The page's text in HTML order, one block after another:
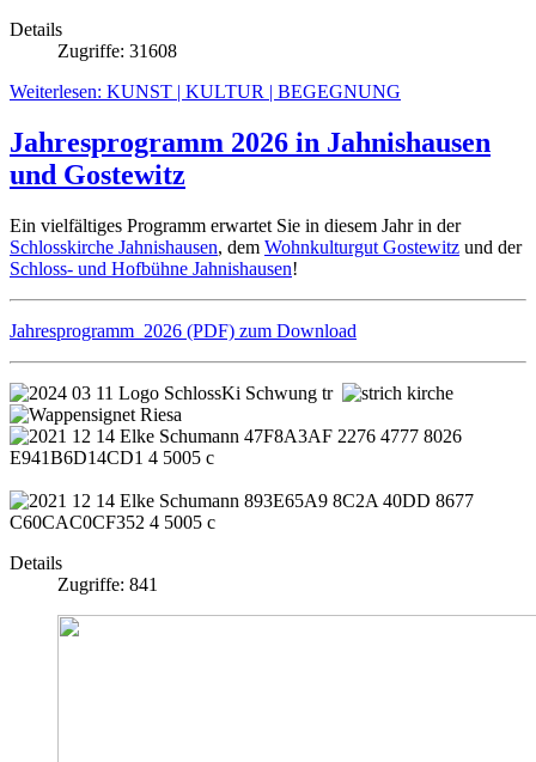
Details
Zugriffe: 31608
Weiterlesen: KUNST | KULTUR | BEGEGNUNG
Jahresprogramm 2026 in Jahnishausen
und Gostewitz
Ein vielfältiges Programm erwartet Sie in diesem Jahr in der
Schlosskirche Jahnishausen, dem Wohnkulturgut Gostewitz und der
Schloss- und Hofbühne Jahnishausen!
Jahresprogramm 2026 (PDF) zum Download
Details
Zugriffe: 841